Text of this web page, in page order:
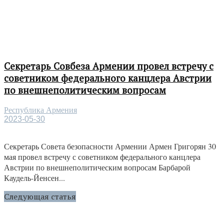
Секретарь Совбеза Армении провел встречу с
советником федерального канцлера Австрии
по внешнеполитическим вопросам
Республика Армения
2023-05-30
Секретарь Совета безопасности Армении Армен Григорян 30
мая провел встречу с советником федерального канцлера
Австрии по внешнеполитическим вопросам Барбарой
Каудель-Йенсен...
Следующая статья